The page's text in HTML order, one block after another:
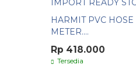
HARMIT PVC HOSE
METER....
Rp 418.000
Tersedia